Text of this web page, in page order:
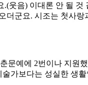
웃음) 이대론 안 될 것
더군요. 시조는 첫사
문예에 2번이나 지원
가보다는 성실한 생